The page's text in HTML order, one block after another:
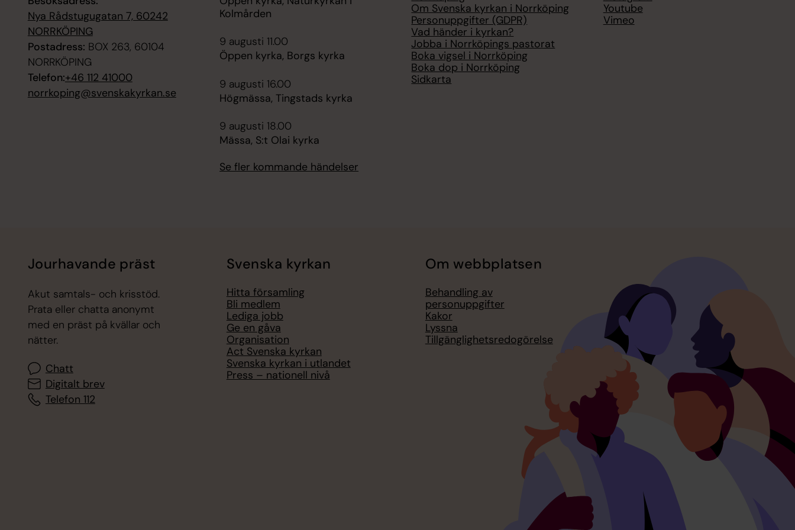
Nya Rådstugugatan 7, 60242
NORRKÖPING
Postadress: BOX 263, 60104
NORRKÖPING
Telefon:+46 112 41000
norrkoping@svenskakyrkan.se
Kolmården
9 augusti 11.00
Öppen kyrka, Borgs kyrka
9 augusti 16.00
Högmässa, Tingstads kyrka
9 augusti 18.00
Mässa, S:t Olai kyrka
Se fler kommande händelser
Om Svenska kyrkan i Norrköping
Personuppgifter (GDPR)
Vad händer i kyrkan?
Jobba i Norrköpings pastorat
Boka vigsel i Norrköping
Boka dop i Norrköping
Sidkarta
Youtube
Vimeo
Jourhavande präst
Akut samtals- och krisstöd.
Prata eller chatta anonymt
med en präst på kvällar och
nätter.
Chatt
Digitalt brev
Telefon 112
Svenska kyrkan
Hitta församling
Bli medlem
Lediga jobb
Ge en gåva
Organisation
Act Svenska kyrkan
Svenska kyrkan i utlandet
Press – nationell nivå
Om webbplatsen
Behandling av
personuppgifter
Kakor
Lyssna
Tillgänglighetsredogörelse